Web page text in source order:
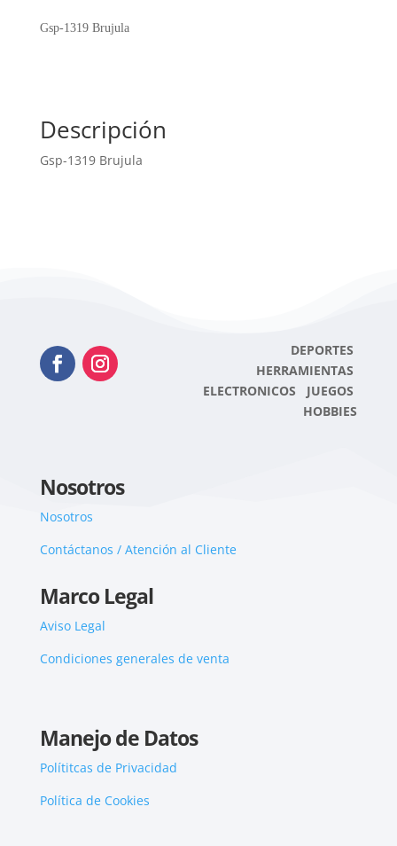
Gsp-1319 Brujula
Descripción
Gsp-1319 Brujula
DEPORTES
HERRAMIENTAS
ELECTRONICOS JUEGOS
HOBBIES
Nosotros
Nosotros
Contáctanos / Atención al Cliente
Marco Legal
Aviso Legal
Condiciones generales de venta
Manejo de Datos
Polítitcas de Privacidad
Política de Cookies